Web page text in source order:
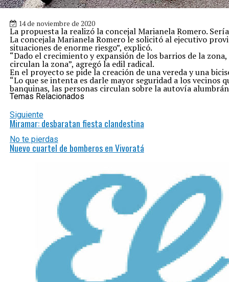
14 de noviembre de 2020
La propuesta la realizó la concejal Marianela Romero.
La concejala Marianela Romero le solicitó al ejecutivo
situaciones de enorme riesgo”, explicó.
“Dado el crecimiento y expansión de los barrios de la
circulan la zona”, agregó la edil radical.
En el proyecto se pide la creación de una vereda y una
“Lo que se intenta es darle mayor seguridad a los
banquinas, las personas circulan sobre la autovía
Temas Relacionados
Siguiente
Miramar: desbaratan fiesta clandestina
No te pierdas
Nuevo cuartel de bomberos en Vivoratá